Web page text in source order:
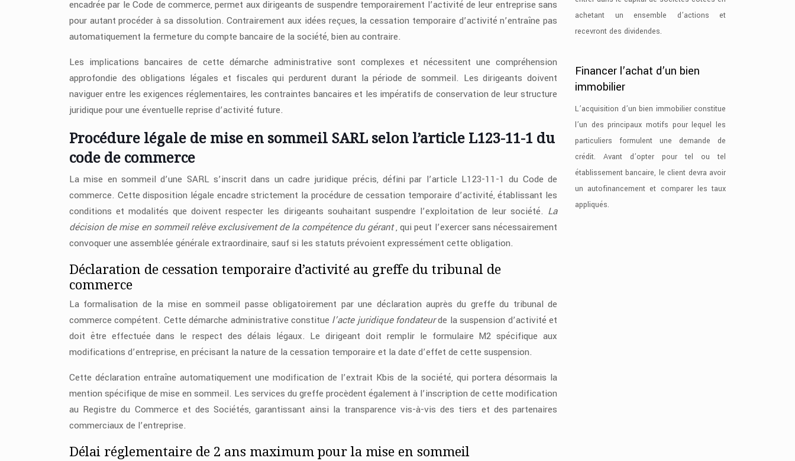
encadrée par le Code de commerce, permet aux dirigeants de suspendre temporairement l’activité de leur entreprise sans
pour autant procéder à sa dissolution. Contrairement aux idées reçues, la cessation temporaire d’activité n’entraîne pas
automatiquement la fermeture du compte bancaire de la société, bien au contraire.
Les implications bancaires de cette démarche administrative sont complexes et nécessitent une compréhension
approfondie des obligations légales et fiscales qui perdurent durant la période de sommeil. Les dirigeants doivent
naviguer entre les exigences réglementaires, les contraintes bancaires et les impératifs de conservation de leur structure
juridique pour une éventuelle reprise d’activité future.
Procédure légale de mise en sommeil SARL selon l’article L123-11-1 du
code de commerce
La mise en sommeil d’une SARL s’inscrit dans un cadre juridique précis, défini par l’article L123-11-1 du Code de
commerce. Cette disposition légale encadre strictement la procédure de cessation temporaire d’activité, établissant les
conditions et modalités que doivent respecter les dirigeants souhaitant suspendre l’exploitation de leur société. La
décision de mise en sommeil relève exclusivement de la compétence du gérant, qui peut l’exercer sans nécessairement
convoquer une assemblée générale extraordinaire, sauf si les statuts prévoient expressément cette obligation.
Déclaration de cessation temporaire d’activité au greffe du tribunal de
commerce
La formalisation de la mise en sommeil passe obligatoirement par une déclaration auprès du greffe du tribunal de
commerce compétent. Cette démarche administrative constitue l’acte juridique fondateurde la suspension d’activité et
doit être effectuée dans le respect des délais légaux. Le dirigeant doit remplir le formulaire M2 spécifique aux
modifications d’entreprise, en précisant la nature de la cessation temporaire et la date d’effet de cette suspension.
Cette déclaration entraîne automatiquement une modification de l’extrait Kbis de la société, qui portera désormais la
mention spécifique de mise en sommeil. Les services du greffe procèdent également à l’inscription de cette modification
au Registre du Commerce et des Sociétés, garantissant ainsi la transparence vis-à-vis des tiers et des partenaires
commerciaux de l’entreprise.
Délai réglementaire de 2 ans maximum pour la mise en sommeil
achetant un ensemble d’actions et
recevront des dividendes.
Financer l’achat d’un bien
immobilier
L’acquisition d’un bien immobilier constitue
l’un des principaux motifs pour lequel les
particuliers formulent une demande de
crédit. Avant d’opter pour tel ou tel
établissement bancaire, le client devra avoir
un autofinancement et comparer les taux
appliqués.